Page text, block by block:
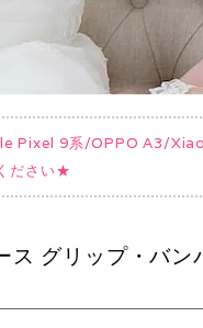
Pixel 9系/OPPO A3/
ださい★
グリップ・バン